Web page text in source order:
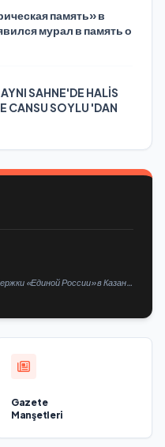
память» в
мурал в память о
SAHNE'DE HALİS
CANSU SOYLU 'DAN
«Единой России» в Казани
Gazete
Manşetleri